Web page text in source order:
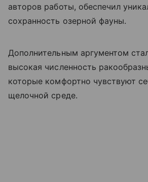
авторов работы, обеспечил
сохранность озерной фауны.
Дополнительным аргументом
высокая численность
которые комфортно чувствуют
щелочной среде.